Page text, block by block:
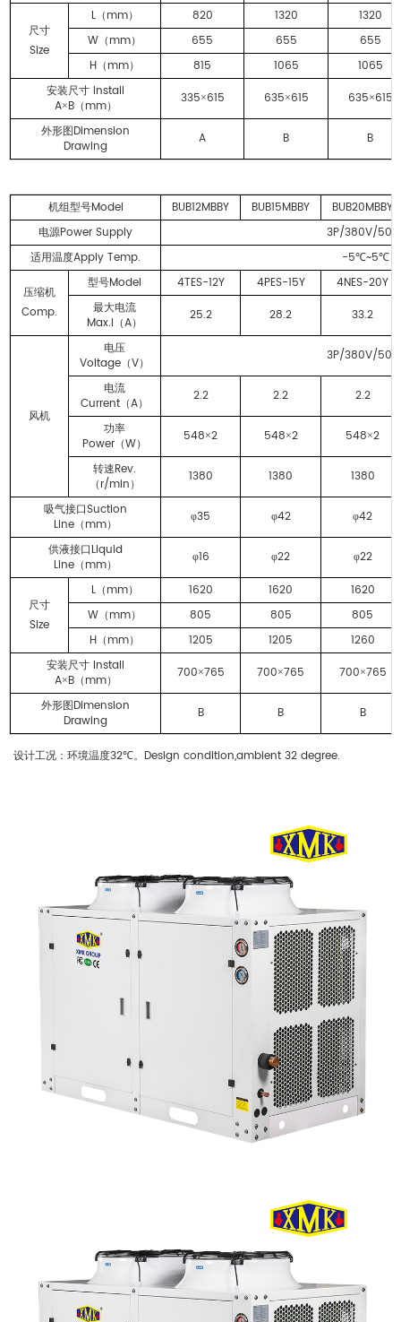
尺寸
Size
L（ mm） 820 1320
1320
W （ mm） 655 655
655
H （ mm） 815 1065 1065
安装尺寸 Install
A×B（ mm） 335×615 635×615 635×615
外形图 Dimension
Drawing
A B B
机组型号Model BUB12MBBY BUB15MBBY BUB20MBBY
电源Power Supply 3P/380V/
适用温度Apply Temp. -5℃~5℃
压缩机
Comp.
型号Model 4TES-12Y 4PES-15Y 4NES-20Y
最大电流
Max.I （A） 25.2 28.2 33.2
风机
电压
Voltage （V） 3P/380V/
电流
Current （A） 2.2 2.2 2.2
功率
Power （W） 548×2 548×2 548×2
转速Rev.
（ r/min ） 1380 1380 1380
吸气接口Suction
Line （ mm）
φ35 φ42 φ42
供液接口 Liquid
Line （ mm）
φ16 φ22 φ22
尺寸
Size
L（ mm） 1620 1620
1620
W （ mm） 805 805
805
H （ mm） 1205 1205 1260
安装尺寸 Install
A×B（ mm） 700×765 700×765 700×765
外形图 Dimension
Drawing
B B B
设计工况：环境温度32℃。 Design condition,ambient 32 degree.